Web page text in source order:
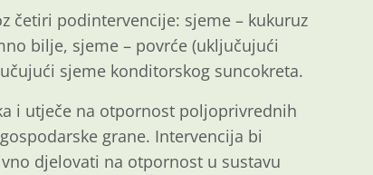
četiri podintervencije: sjeme – kukuruz
bilje, sjeme – povrće (uključujući
sjeme konditorskog suncokreta.
i utječe na otpornost poljoprivrednih
grane. Intervencija bi
djelovati na otpornost u sustavu